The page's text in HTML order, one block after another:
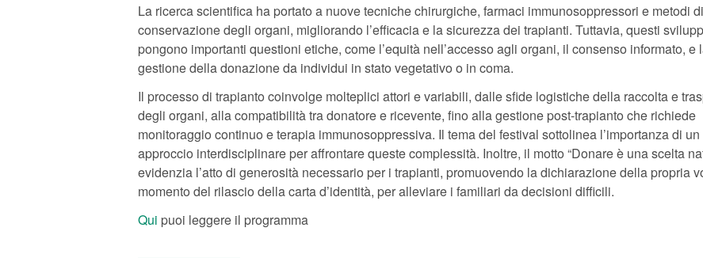
La ricerca scientifica ha portato a nuove tecniche chirurgiche, farmaci immunosoppressori e metodi di
conservazione degli organi, migliorando l’efficacia e la sicurezza dei trapianti. Tuttavia, questi
pongono importanti questioni etiche, come l’equità nell’accesso agli organi, il consenso informato, e
gestione della donazione da individui in stato vegetativo o in coma.
Il processo di trapianto coinvolge molteplici attori e variabili, dalle sfide logistiche della raccolta e
degli organi, alla compatibilità tra donatore e ricevente, fino alla gestione post-trapianto che richiede
monitoraggio continuo e terapia immunosoppressiva. Il tema del festival sottolinea l’importanza di un
approccio interdisciplinare per affrontare queste complessità. Inoltre, il motto “Donare è una scelta
evidenzia l’atto di generosità necessario per i trapianti, promuovendo la dichiarazione della propria
momento del rilascio della carta d’identità, per alleviare i familiari da decisioni difficili.
Qui puoi leggere il programma